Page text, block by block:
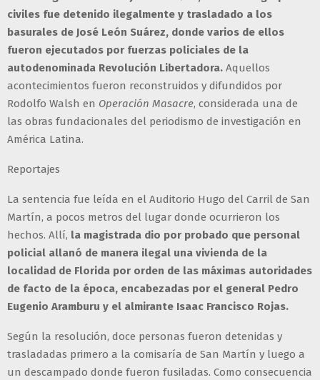
civiles fue detenido ilegalmente y trasladado a los
basurales de José León Suárez, donde varios de ellos
fueron ejecutados por fuerzas policiales de la
autodenominada Revolución Libertadora. Aquellos
acontecimientos fueron reconstruidos y difundidos por
Rodolfo Walsh en Operación Masacre, considerada una de
las obras fundacionales del periodismo de investigación en
América Latina.
Reportajes
La sentencia fue leída en el Auditorio Hugo del Carril de San
Martín, a pocos metros del lugar donde ocurrieron los
hechos. Allí, la magistrada dio por probado que personal
policial allanó de manera ilegal una vivienda de la
localidad de Florida por orden de las máximas autoridades
de facto de la época, encabezadas por el general Pedro
Eugenio Aramburu y el almirante Isaac Francisco Rojas.
Según la resolución, doce personas fueron detenidas y
trasladadas primero a la comisaría de San Martín y luego a
un descampado donde fueron fusiladas. Como consecuencia